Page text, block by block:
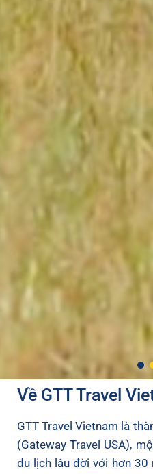
Về GTT Travel
GTT Travel Vietnam là
(Gateway Travel USA),
du lịch lâu đời với hơn 30